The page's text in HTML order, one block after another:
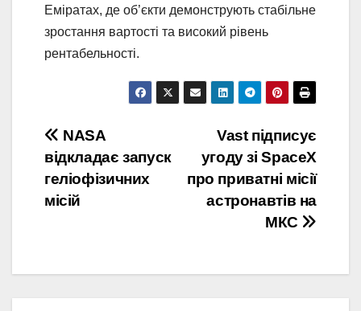
Еміратах, де об’єкти демонструють стабільне
зростання вартості та високий рівень
рентабельності.
Навігація
записів
Vast підписує
угоду зі SpaceX
про приватні місії
астронавтів на
МКС
NASA
відкладає запуск
геліофізичних
місій